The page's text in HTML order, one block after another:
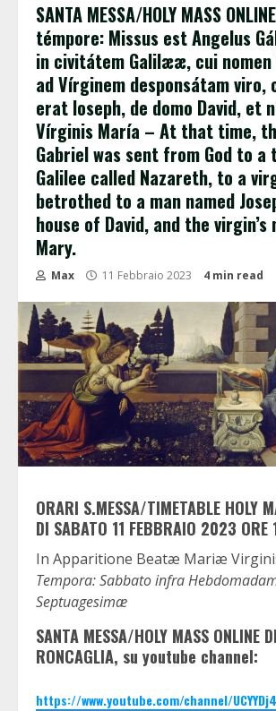
SANTA MESSA/HOLY MASS
témpore: Missus est Angelus
in civitátem Galilææ, cui nomen
ad Vírginem desponsátam viro,
erat Ioseph, de domo David, et
Vírginis María – At that time,
Gabriel was sent from God to a
Galilee called Nazareth, to a
betrothed to a man named
house of David, and the virgin’s
Mary.
Max 11 Febbraio 2023 4 min read
ORARI S.MESSA/TIMETABLE HOLY
DI SABATO 11 FEBBRAIO 2023 ORE
In Apparitione Beatæ Mariæ
Tempora: Sabbato infra
Septuagesimæ
SANTA MESSA/HOLY MASS ONLINE
RONCAGLIA, su youtube channel:
https://www.youtube.com/channel/